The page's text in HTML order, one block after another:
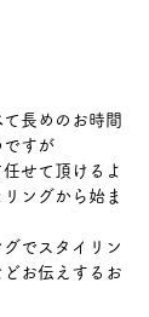
長めのお時間
ですが
せて頂けるよ
ングから始ま
でスタイリン
お伝えするお